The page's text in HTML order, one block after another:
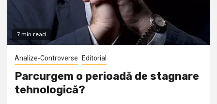
7 min read
Analize-Controverse Editorial
Parcurgem o perioadă de stagnare
tehnologică?